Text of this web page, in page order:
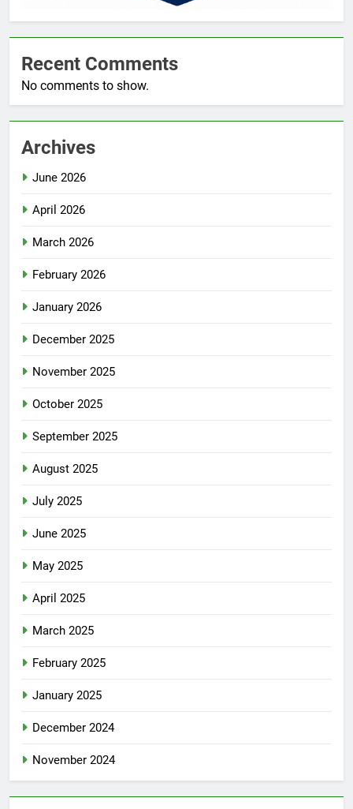
Recent Comments
No comments to show.
Archives
June 2026
April 2026
March 2026
February 2026
January 2026
December 2025
November 2025
October 2025
September 2025
August 2025
July 2025
June 2025
May 2025
April 2025
March 2025
February 2025
January 2025
December 2024
November 2024